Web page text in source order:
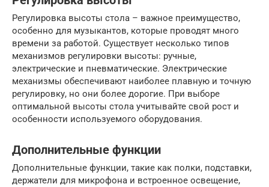
Регулировка высоты стола – важное преимущество,
особенно для музыкантов, которые проводят много
времени за работой. Существует несколько типов
механизмов регулировки высоты: ручные,
электрические и пневматические. Электрические
механизмы обеспечивают наиболее плавную и точную
регулировку, но они более дорогие. При выборе
оптимальной высоты стола учитывайте свой рост и
особенности используемого оборудования.
Дополнительные функции
Дополнительные функции, такие как полки, подставки,
держатели для микрофона и встроенное освещение,